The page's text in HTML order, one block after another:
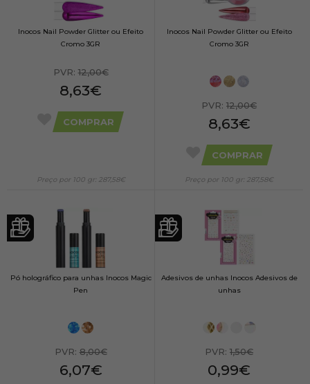
Inocos Nail Powder Glitter ou Efeito
Cromo 3GR
PVR:12,00€
8,63€
COMPRAR
Preço por 100 gr: 287,58€
Inocos Nail Powder Glitter ou Efeito
Cromo 3GR
PVR: 12,00€
8,63€
COMPRAR
Preço por 100 gr: 287,58€
Pó holográfico para unhas Inocos Magic
Pen
PVR:8,00€
6,07€
Adesivos de unhas Inocos Adesivos de
unhas
PVR: 1,50€
0,99€